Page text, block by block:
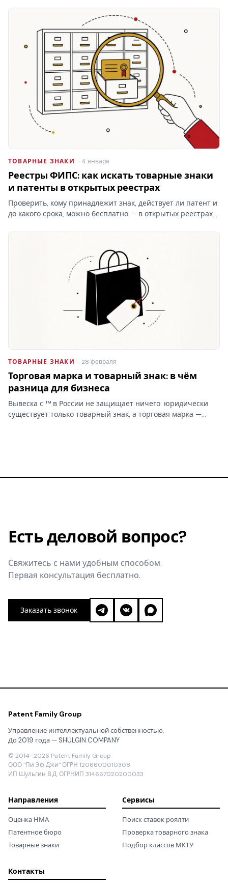
при отказе Роспатента затраты на учёт товарных знаков
ТОВАРНЫЕ ЗНАКИ · 4 января
Реестры ФИПС: как искать товарные знаки
и патенты в открытых реестрах
Проверить, кому принадлежит знак, действует ли патент и
до какого срока, можно бесплатно — в открытых реестрах
институт, чем они отличаются от платного поиска и что в
ТОВАРНЫЕ ЗНАКИ · 28 февраля
Торговая марка и товарный знак: в чём
разница для бизнеса
Вывеска с ™ в России не защищает ничего: юридически
существует только товарный знак, а торговая марка —
Есть деловой вопрос?
Свяжитесь с нами удобным способом.
Первая консультация бесплатно.
Заказать звонок
Patent Family Group
Управление интеллектуальной собственностью.
До 2019 года — SHULGIN.COMPANY
© 2014–2026 Patent Family Group
ООО "Пи Эф Джи" ОГРН 1206600010308
ИП Шульгин В.Д. ОГРНИП 314667020200033
Направления
Оценка НМА
Патентное бюро
Товарные знаки
Сервисы
Поиск ставок роялти
Проверка товарного знака
Подбор классов МКТУ
Контакты